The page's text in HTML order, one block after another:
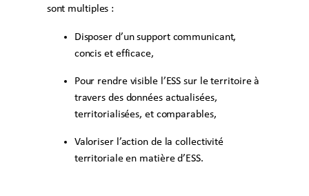
sont multiples :
Disposer d’un support communicant,
concis et efficace,
Pour rendre visible l’ESS sur le territoire à
travers des données actualisées,
territorialisées, et comparables,
Valoriser l’action de la collectivité
territoriale en matière d’ESS.